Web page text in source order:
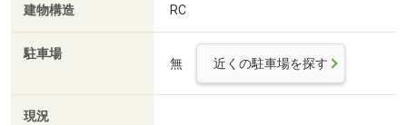
建物構造 RC
駐車場
無 近くの駐車場を探す
現況